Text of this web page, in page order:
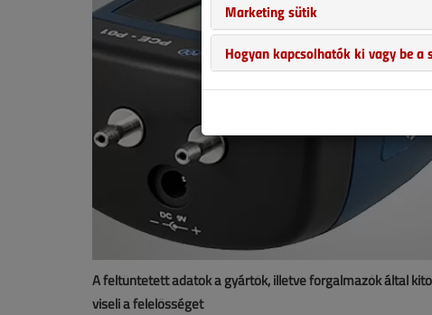
A feltüntetett adatok a gyártók, illetve forgalmazók által
viseli a felelősséget
Marketing sütik
Hogyan kapcsolhatók ki vagy be a